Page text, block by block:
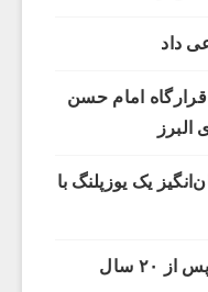
داد
امام حسن
یک یوزپلنگ با
سال